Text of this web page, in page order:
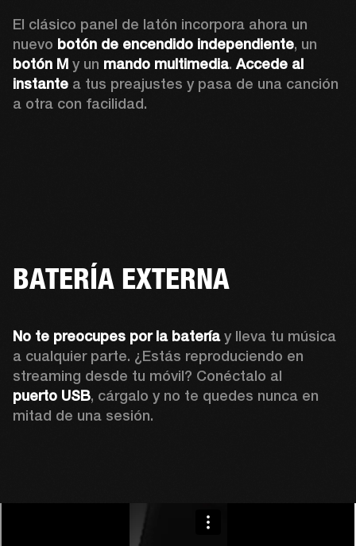
El clásico panel de latón incorpora ahora un
nuevo botón de encendido independiente
botón M y un mando multimedia. Accede al
instante a tus preajustes y pasa de una canción
a otra con facilidad.
BATERÍA EXTERNA
No te preocupes por la batería y lleva tu música
a cualquier parte. ¿Estás reproduciendo en
puerto USB, cárgalo y no te quedes nunca en
mitad de una sesión.